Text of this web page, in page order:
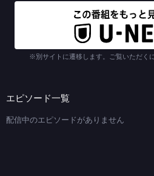
か！？この物語は、そんな関川が巻き起
(C)TBS (C)海堂 尊／講談社
※別サイトに遷移します。ご覧いただく
エピソード一覧
配信中のエピソードがありません